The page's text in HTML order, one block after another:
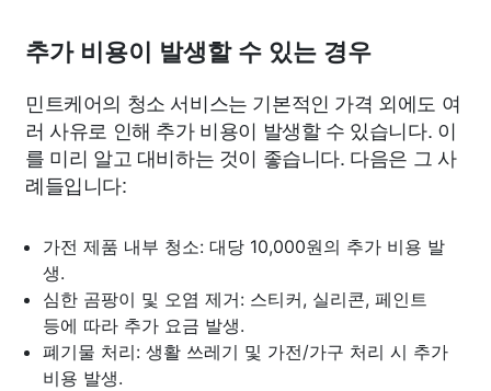
추가 비용이 발생할 수 있는 경우
민트케어의 청소 서비스는 기본적인 가격 외에도 여
러 사유로 인해 추가 비용이 발생할 수 있습니다. 이
를 미리 알고 대비하는 것이 좋습니다. 다음은 그 사
례들입니다:
가전 제품 내부 청소: 대당 10,000원의 추가 비용 발
생.
심한 곰팡이 및 오염 제거: 스티커, 실리콘, 페인트
등에 따라 추가 요금 발생.
폐기물 처리: 생활 쓰레기 및 가전/가구 처리 시 추가
비용 발생.